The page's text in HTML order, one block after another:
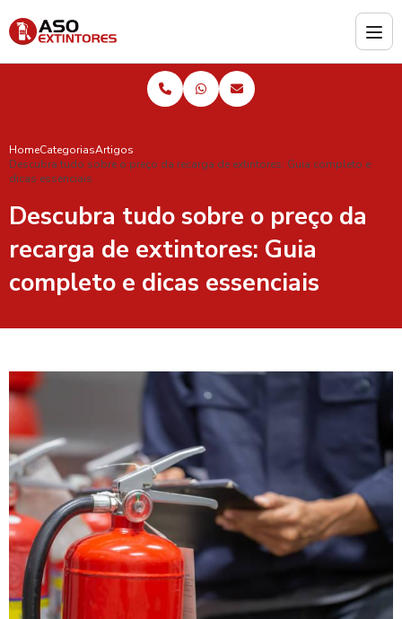
HomeCategoriasArtigos
Descubra tudo sobre o preço da recarga de extintores: Guia completo e
dicas essenciais
Descubra tudo sobre o preço da
recarga de extintores: Guia
completo e dicas essenciais